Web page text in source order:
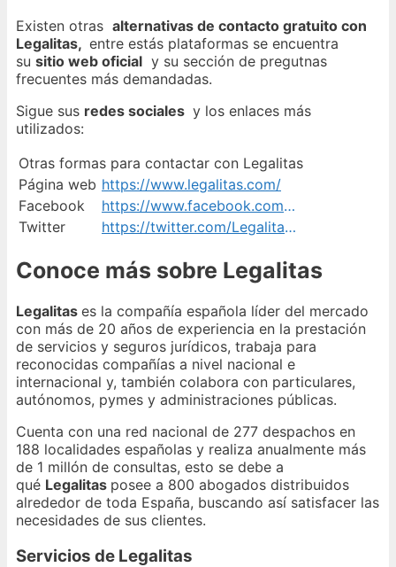
Existen otras alternativas de contacto gratuito con
Legalitas, entre estás plataformas se encuentra
su sitio web oficial y su sección de pregutnas
frecuentes más demandadas.
Sigue sus redes sociales y los enlaces más
utilizados:
Otras formas para contactar con Legalitas
Página web https://www.legalitas.com/
Facebook
https://www.facebook.com/legalitasabogados/
Twitter
https://twitter.com/Legalitas_ES
Conoce más sobre Legalitas
Legalitas es la compañía española líder del mercado
con más de 20 años de experiencia en la prestación
de servicios y seguros jurídicos, trabaja para
reconocidas compañías a nivel nacional e
internacional y, también colabora con particulares,
autónomos, pymes y administraciones públicas.
Cuenta con una red nacional de 277 despachos en
188 localidades españolas y realiza anualmente más
de 1 millón de consultas, esto se debe a
qué Legalitas posee a 800 abogados distribuidos
alrededor de toda España, buscando así satisfacer las
necesidades de sus clientes.
Servicios de Legalitas